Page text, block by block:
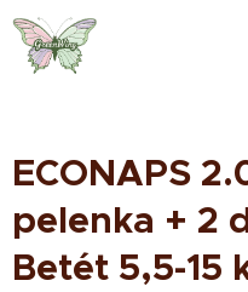
ECONAPS
pelenka + 2
Betét 5,5-15